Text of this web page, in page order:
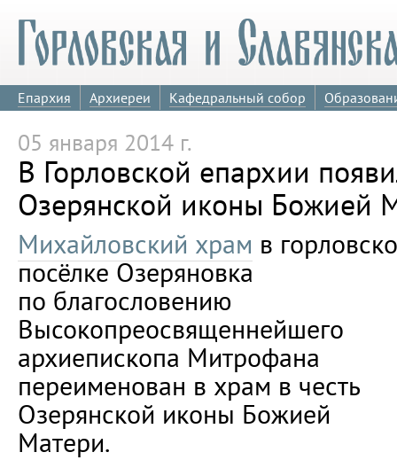
Епархия Архиереи Кафедральный собор
05 января 2014 г.
В Горловской епархии
Озерянской иконы Божией
Михайловский храм в
посёлке Озеряновка
по благословению
Высокопреосвященнейшего
архиепископа Митрофана
переименован в храм в честь
Озерянской иконы Божией
Матери.